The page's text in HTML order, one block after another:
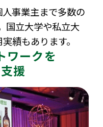
事業主まで多数の
国立大学や私立大
績もあります。
ワークを
援